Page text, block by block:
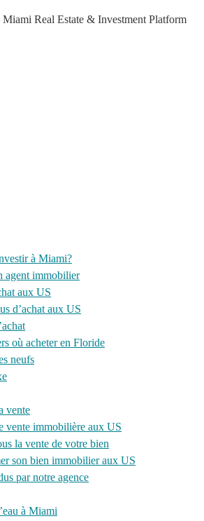
Real Estate & Investment Platform
à Miami?
agent immobilier
aux US
d’achat aux US
où acheter en Floride
neufs
vente
vente immobilière aux US
la vente de votre bien
son bien immobilier aux US
par notre agence
à Miami